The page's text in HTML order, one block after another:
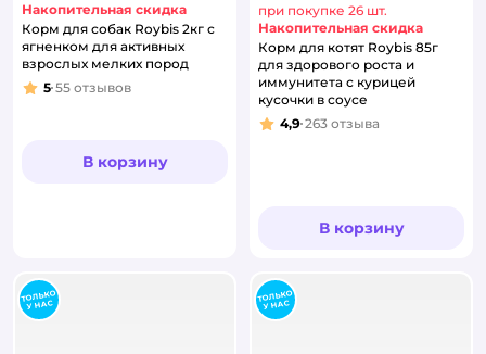
Накопительная скидка
Корм для собак Roybis 2кг с
ягненком для активных
взрослых мелких пород
Рейтинг:
5 55 отзывов
В корзину
при покупке 26 шт.
Накопительная скидка
Корм для котят Roybis 85г
для здорового роста и
иммунитета с курицей
кусочки в соусе
Рейтинг:
4,9 263 отзыва
В корзину